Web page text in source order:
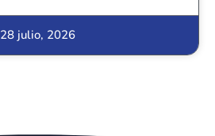
28 julio, 2026